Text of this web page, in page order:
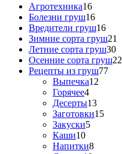
Агротехника16
Болезни груш16
Вредители груш16
Зимние сорта груш21
Летние сорта груш30
Осенние сорта груш22
Рецепты из груш77
Выпечка12
Горячее4
Десерты13
Заготовки15
Закуски5
Каши10
Напитки8